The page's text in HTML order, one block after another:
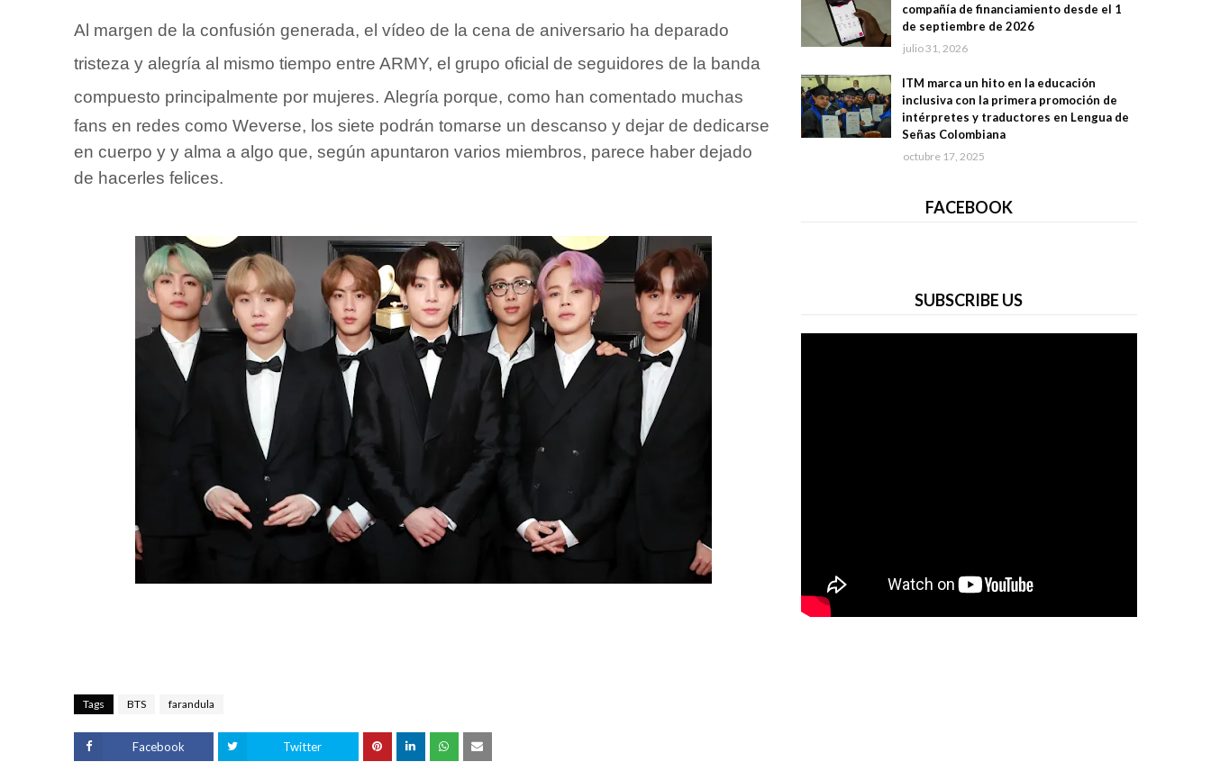
Al margen de la confusión generada, el vídeo de la cena de aniversario ha deparado
tristeza y alegría al mismo tiempo entre ARMY, el grupo oficial de seguidores de la banda
compuesto principalmente por mujeres. Alegría porque, como han comentado muchas
fans en redes como Weverse, los siete podrán tomarse un descanso y dejar de dedicarse
en cuerpo y y alma a algo que, según apuntaron varios miembros, parece haber dejado
de hacerles felices.
Tags BTS farandula
Facebook Twitter
compañía de financiamiento desde el 1
de septiembre de 2026
julio 31, 2026
ITM marca un hito en la educación
inclusiva con la primera promoción de
intérpretes y traductores en Lengua de
Señas Colombiana
octubre 17, 2025
FACEBOOK
SUBSCRIBE US